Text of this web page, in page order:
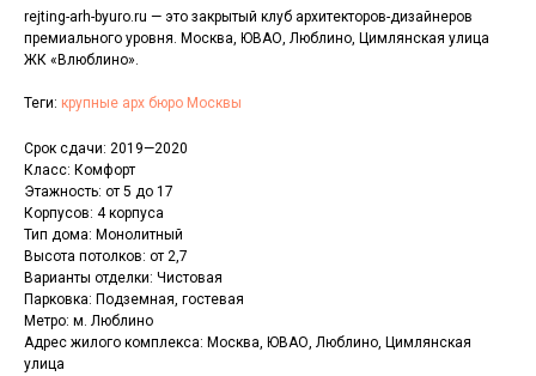
rejting-arh-byuro.ru — это закрытый клуб архитекторов-дизайнеров
премиального уровня. Москва, ЮВАО, Люблино, Цимлянская улица
ЖК «Влюблино».
Теги: крупные арх бюро Москвы
Срок сдачи: 2019—2020
Класс: Комфорт
Этажность: от 5 до 17
Корпусов: 4 корпуса
Тип дома: Монолитный
Высота потолков: от 2,7
Варианты отделки: Чистовая
Парковка: Подземная, гостевая
Метро: м. Люблино
Адрес жилого комплекса: Москва, ЮВАО, Люблино, Цимлянская
улица